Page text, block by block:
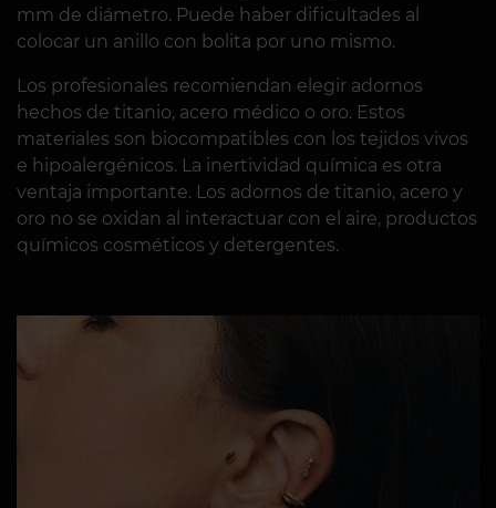
mm de diámetro. Puede haber dificultades al
colocar un anillo con bolita por uno mismo.
Los profesionales recomiendan elegir adornos
hechos de titanio, acero médico o oro. Estos
materiales son biocompatibles con los tejidos vivos
e hipoalergénicos. La inertividad química es otra
ventaja importante. Los adornos de titanio, acero y
oro no se oxidan al interactuar con el aire, productos
químicos cosméticos y detergentes.